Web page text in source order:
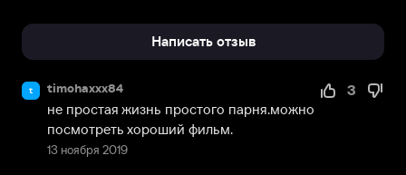
Написать отзыв
t timohaxxx84
13 ноября 2019
3
не простая жизнь простого парня.можно
посмотреть хороший фильм.